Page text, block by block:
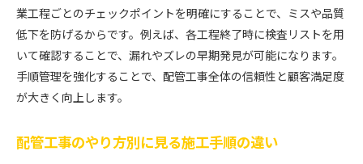
業工程ごとのチェックポイントを明確にすることで、ミスや品質
低下を防げるからです。例えば、各工程終了時に検査リストを用
いて確認することで、漏れやズレの早期発見が可能になります。
手順管理を強化することで、配管工事全体の信頼性と顧客満足度
が大きく向上します。
配管工事のやり方別に見る施工手順の違い